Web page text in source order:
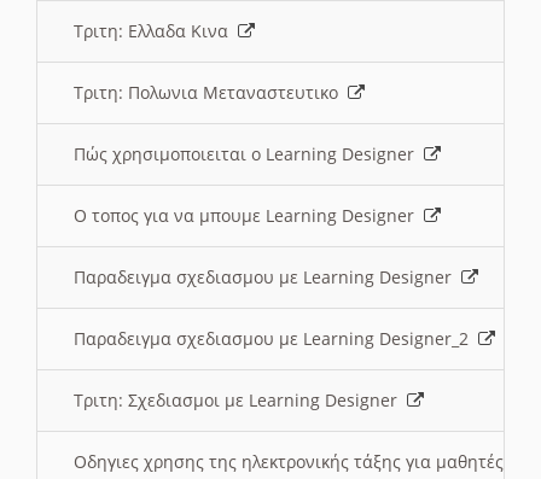
Τριτη: Ελλαδα Κινα
Τριτη: Πολωνια Μεταναστευτικο
Πώς χρησιμοποιειται ο Learning Designer
O τοπος για να μπουμε Learning Designer
Παραδειγμα σχεδιασμου με Learning Designer
Παραδειγμα σχεδιασμου με Learning Designer_2
Τριτη: Σχεδιασμοι με Learning Designer
Οδηγιες χρησης της ηλεκτρονικής τάξης για μαθητές